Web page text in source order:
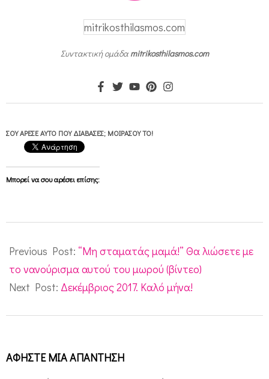
mitrikosthilasmos.com
Συντακτική ομάδαmitrikosthilasmos.com
ΣΟΥ ΆΡΕΣΕ ΑΥΤΌ ΠΟΥ ΔΙΆΒΑΣΕΣ; ΜΟΙΡΆΣΟΥ ΤΟ!
Μπορεί να σου αρέσει επίσης:
11-
30
Previous Post: “Μη σταματάς μαμά!” Θα λιώσετε με
το νανούρισμα αυτού του μωρού (βίντεο)
Next Post: Δεκέμβριος 2017. Καλό μήνα!
ΑΦΉΣΤΕ ΜΙΑ ΑΠΆΝΤΗΣΗ